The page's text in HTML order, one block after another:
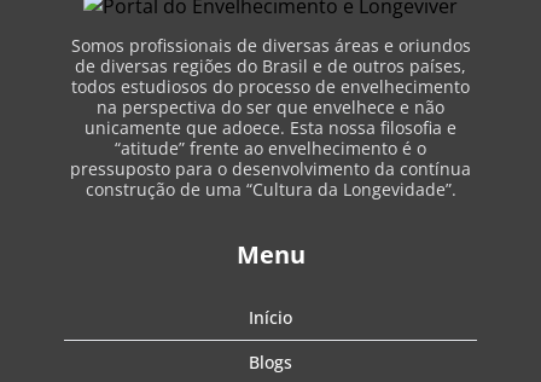
Somos profissionais de diversas áreas e oriundos
de diversas regiões do Brasil e de outros países,
todos estudiosos do processo de envelhecimento
na perspectiva do ser que envelhece e não
unicamente que adoece. Esta nossa filosofia e
“atitude” frente ao envelhecimento é o
pressuposto para o desenvolvimento da contínua
construção de uma “Cultura da Longevidade”.
Menu
Início
Blogs